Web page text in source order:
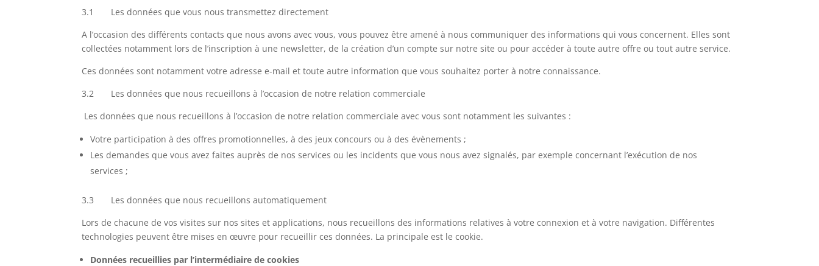
3.1 Les données que vous nous transmettez directement
A l’occasion des différents contacts que nous avons avec vous, vous pouvez être amené à nous communiquer des informations qui vous concernent. Elles sont
collectées notamment lors de l’inscription à une newsletter, de la création d’un compte sur notre site ou pour accéder à toute autre offre ou tout autre service.
Ces données sont notamment votre adresse e-mail et toute autre information que vous souhaitez porter à notre connaissance.
3.2 Les données que nous recueillons à l’occasion de notre relation commerciale
Les données que nous recueillons à l’occasion de notre relation commerciale avec vous sont notamment les suivantes :
Votre participation à des offres promotionnelles, à des jeux concours ou à des évènements ;
Les demandes que vous avez faites auprès de nos services ou les incidents que vous nous avez signalés, par exemple concernant l’exécution de nos
services ;
3.3 Les données que nous recueillons automatiquement
Lors de chacune de vos visites sur nos sites et applications, nous recueillons des informations relatives à votre connexion et à votre navigation. Différentes
technologies peuvent être mises en œuvre pour recueillir ces données. La principale est le cookie.
Données recueillies par l’intermédiaire de cookies